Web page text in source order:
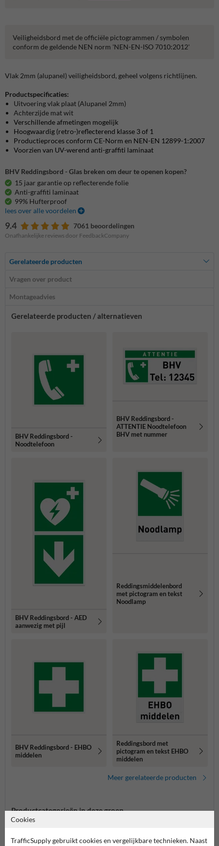
Veiligheidsbord met de officiële pictogrammen / symbolen
conform de geldende NEN norm 'NEN-EN-ISO 7010:2012'
Vlak 2mm (alupanel) veiligheidsbord, geheel volgens richtlijnen.
Productspecificaties:
Uitvoering vlak plaat (Alupanel 2mm)
Achterzijde mat wit
Verschillende afmetingen mogelijk
Hoogwaardig (retro-)reflecterend klasse 3 of 1
Productieproces conform CE-Norm en NEN-EN 12899-1:2007
Voorzien van UV-werend anti-graffiti laminaat
BHV Reddingsbord - Glas breken om deur te openen kopen?
15 jaar garantie op reflecterende folie
Anti-graffiti laminaat
99% Hufterproof
lees over alle voordelen
9.4 7061 beoordelingen
Onafhankelijke reviews door FeedbackCompany
Gerelateerde producten
Vragen over product
Montageadvies
Gerelateerde producten / alternatieven
BHV Reddingsbord -
Noodtelefoon
BHV Reddingsbord -
ATTENTIE Noodtelefoon
BHV met nummer
BHV Reddingsbord - AED
aanwezig met pijl
Reddingsmiddelenbord
met pictogram en tekst
Noodlamp
BHV Reddingsbord - EHBO
middelen
Reddingsbord met
pictogram en tekst EHBO
middelen
Meer gerelateerde producten
Productcategorieën in deze groep
Cookies
TrafficSupply gebruikt cookies en vergelijkbare technieken. Naast